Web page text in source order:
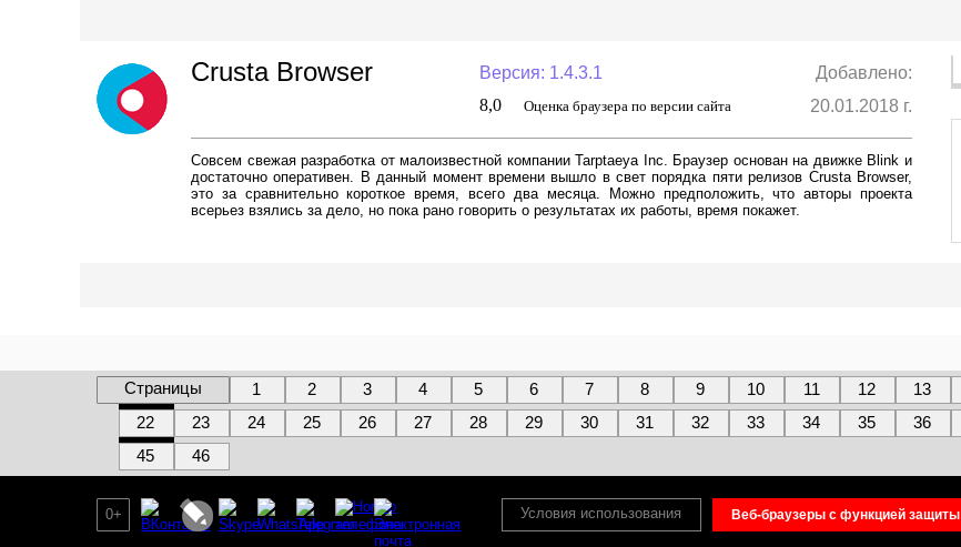
Страницы 1 3 4 6 7 8 9 10 11 12 13
5
2
24
23
22 25 26 27 28 29 30 31 32 33 34 35 36
45
46
Crusta Browser
8,0 Оценка браузера по версии сайта 20.01.2018 г.
Версия: 1.4.3.1 Добавлено:
Совсем свежая разработка от малоизвестной компании Tarptaeya Inc. Браузер основан на движке Blink и
достаточно оперативен. В данный момент времени вышло в свет порядка пяти релизов Crusta Browser,
это за сравнительно короткое время, всего два месяца. Можно предположить, что авторы проекта
всерьез взялись за дело, но пока рано говорить о результатах их работы, время покажет.
Условия использования
0+ Веб-браузеры с функцией защиты